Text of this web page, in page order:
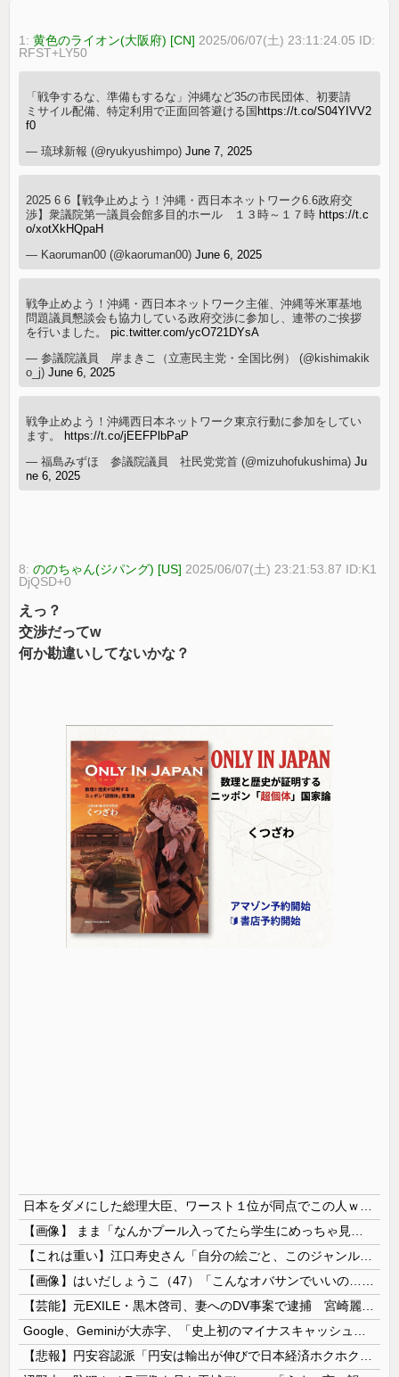
1:黄色のライオン(大阪府) [CN] 2025/06/07(土) 23:11:24.05 ID:
RFST+LY50
「戦争するな、準備もするな」沖縄など35の市民団体、初要請
ミサイル配備、特定利用で正面回答避ける国 https://t.co/S04YIVV2
f0
— 琉球新報 (@ryukyushimpo)June 7, 2025
2025 6 6【戦争止めよう！沖縄・西日本ネットワーク6.6政府交
渉】衆議院第一議員会館多目的ホール １３時～１７時 https://t.c
o/xotXkHQpaH
— Kaoruman00 (@kaoruman00)June 6, 2025
戦争止めよう！沖縄・西日本ネットワーク主催、沖縄等米軍基地
問題議員懇談会も協力している政府交渉に参加し、連帯のご挨拶
を行いました。pic.twitter.com/ycO721DYsA
— 参議院議員 岸まきこ（立憲民主党・全国比例） (@kishimakik
o_j)June 6, 2025
戦争止めよう！沖縄西日本ネットワーク東京行動に参加をしてい
ます。
https://t.co/jEEFPlbPaP
— 福島みずほ 参議院議員 社民党党首 (@mizuhofukushima)Ju
ne 6, 2025
8:ののちゃん(ジパング) [US] 2025/06/07(土) 23:21:53.87 ID:K1
DjQSD+0
えっ？
交渉だってw
何か勘違いしてないかな？